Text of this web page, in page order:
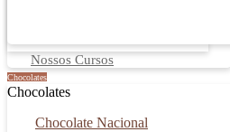
Nossos Cursos
Chocolates
Chocolates
Chocolate Nacional